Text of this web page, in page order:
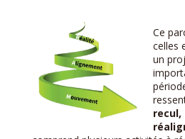
Ce
celles
un